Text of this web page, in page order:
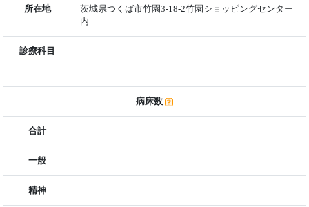
所在地
茨城県つくば市竹園3-18-2竹園ショッピングセンター
内
診療科目
病床数
合計
一般
精神